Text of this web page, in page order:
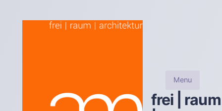
frei | raum
Menu